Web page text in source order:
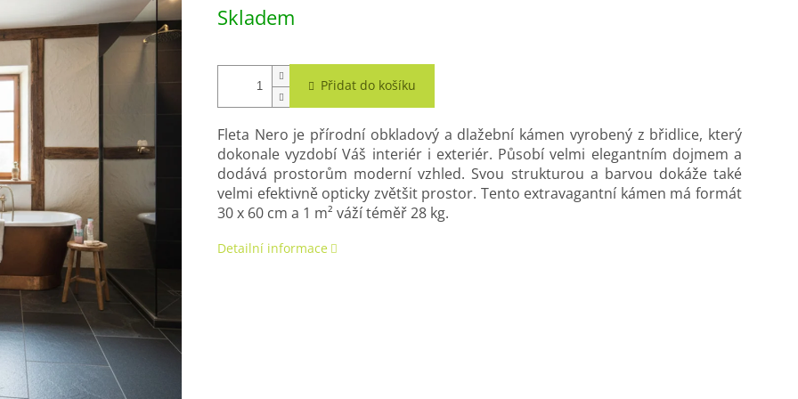
cena:
Skladem
Přidat do košíku
Fleta Nero je přírodní obkladový a dlažební kámen vyrobený z břidlice, který
dokonale vyzdobí Váš interiér i exteriér. Působí velmi elegantním dojmem a
dodává prostorům moderní vzhled. Svou strukturou a barvou dokáže také
velmi efektivně opticky zvětšit prostor. Tento extravagantní kámen má formát
30 x 60 cm a 1 m² váží téměř 28 kg.
Detailní informace